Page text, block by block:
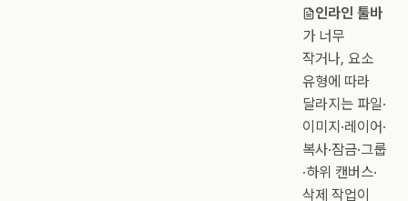
인라인 툴바
가 너무
작거나, 요소
유형에 따라
달라지는 파일·
이미지·레이어·
복사·잠금·그룹
·하위 캔버스·
삭제 작업이